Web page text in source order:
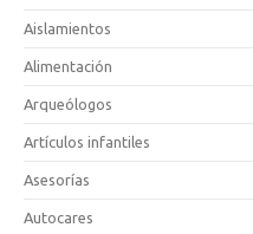
Aislamientos
Alimentación
Arqueólogos
Artículos infantiles
Asesorías
Autocares